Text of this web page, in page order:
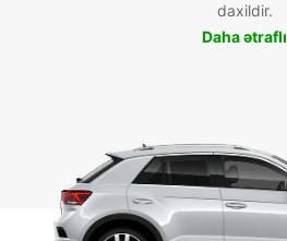
daxildir.
Daha ətraflı